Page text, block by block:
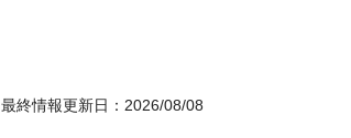
最終情報更新日：2026/08/08